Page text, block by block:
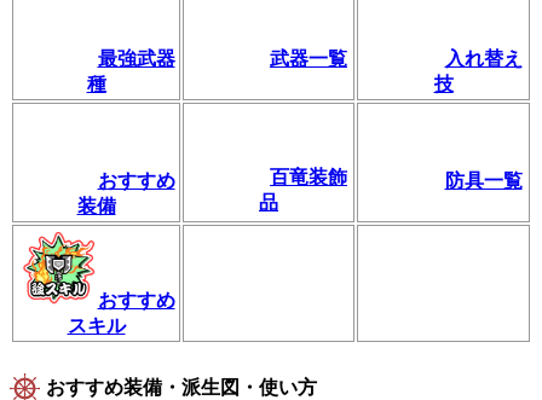
最強武器
種
武器一覧
入れ替え
技
おすすめ
装備
百竜装飾
品
防具一覧
おすすめ
スキル
おすすめ装備・派生図・使い方